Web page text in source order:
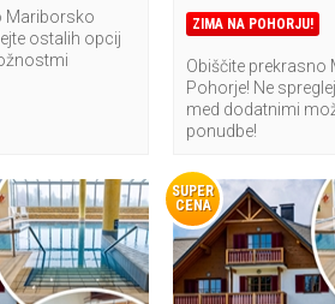
Mariborsko
ostalih opcij
ZIMA NA POHORJU!
Obiščite prekrasno
Pohorje! Ne
med dodatnimi
ponudbe!
SUPER
CENA